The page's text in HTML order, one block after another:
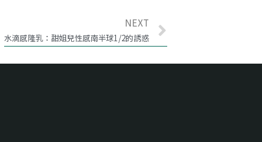
NEXT
水滴感隆乳：甜姐兒性感南半球1/2的誘惑